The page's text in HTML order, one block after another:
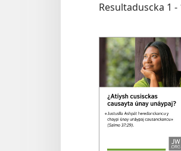
Resultaduscka 1 -